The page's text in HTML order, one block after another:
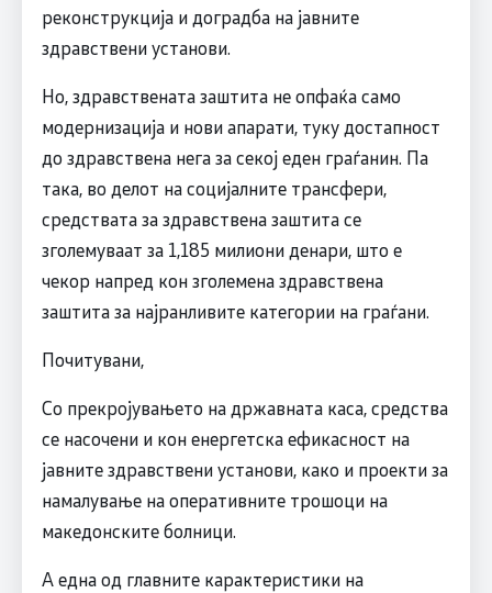
реконструкција и доградба на јавните
здравствени установи.
Но, здравствената заштита не опфаќа само
модернизација и нови апарати, туку достапност
до здравствена нега за секој еден граѓанин. Па
така, во делот на социјалните трансфери,
средствата за здравствена заштита се
зголемуваат за 1,185 милиони денари, што е
чекор напред кон зголемена здравствена
заштита за најранливите категории на граѓани.
Почитувани,
Со прекројувањето на државната каса, средства
се насочени и кон енергетска ефикасност на
јавните здравствени установи, како и проекти за
намалување на оперативните трошоци на
македонските болници.
А една од главните карактеристики на